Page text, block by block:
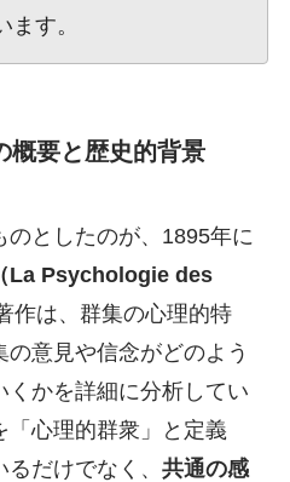
す。
概要と歴史的背景
のとしたのが、1895年に
La Psychologie des
作は、群集の心理的特
意見や信念がどのよう
くかを詳細に分析してい
「心理的群衆」と定義
だけでなく、 共通の感